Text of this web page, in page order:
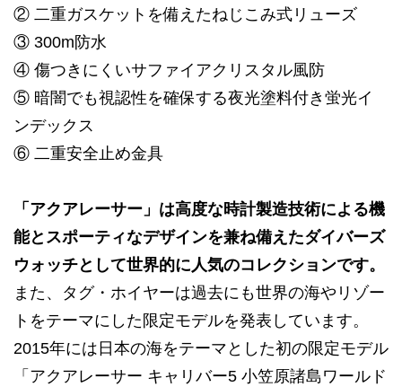
② 二重ガスケットを備えたねじこみ式リューズ
③ 300m防水
④ 傷つきにくいサファイアクリスタル風防
⑤ 暗闇でも視認性を確保する夜光塗料付き蛍光イ
ンデックス
⑥ 二重安全止め金具
「アクアレーサー」は高度な時計製造技術による機
能とスポーティなデザインを兼ね備えたダイバーズ
ウォッチとして世界的に人気のコレクションです。
また、タグ・ホイヤーは過去にも世界の海やリゾー
トをテーマにした限定モデルを発表しています。
2015年には日本の海をテーマとした初の限定モデル
「アクアレーサー キャリバー5 小笠原諸島ワールド